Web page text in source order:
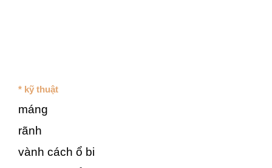
* kỹ thuật
máng
rãnh
vành cách ổ bi